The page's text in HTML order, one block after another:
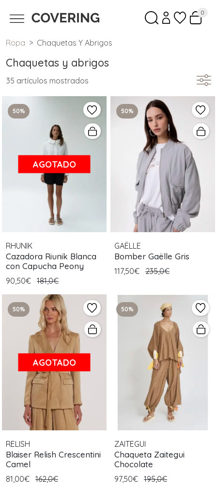
0
Ropa Chaquetas Y Abrigos
Chaquetas y abrigos
35 artículos mostrados
50%
AGOTADO
RHUNIK
Cazadora Riunik Blanca
con Capucha Peony
90,50€ 181,0€
50%
GAËLLE
Bomber Gaëlle Gris
117,50€ 235,0€
50%
AGOTADO
RELISH
Blaiser Relish Crescentini
Camel
81,00€ 162,0€
50%
ZAITEGUI
Chaqueta Zaitegui
Chocolate
97,50€ 195,0€